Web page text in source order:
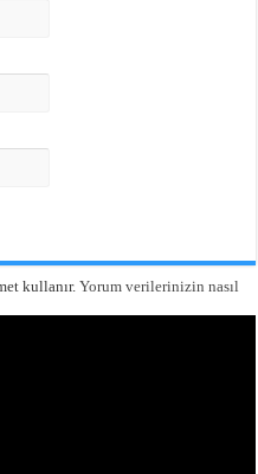
kullanır.Yorum verilerinizin nasıl